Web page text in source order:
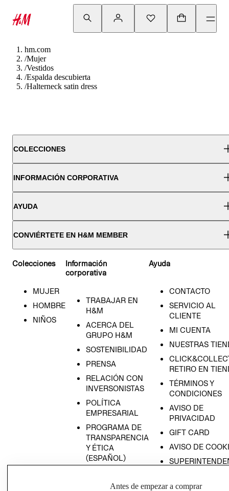
hm.com
/Mujer
/Vestidos
/Espalda descubierta
/Halterneck satin dress
COLECCIONES
INFORMACIÓN CORPORATIVA
AYUDA
CONVIÉRTETE EN H&M MEMBER
Colecciones
MUJER
HOMBRE
NIÑOS
Información
corporativa
TRABAJAR EN
H&M
ACERCA DEL
GRUPO H&M
SOSTENIBILIDAD
PRENSA
RELACIÓN CON
INVERSONISTAS
POLÍTICA
EMPRESARIAL
PROGRAMA DE
TRANSPARENCIA
Y ÉTICA
(ESPAÑOL)
TRANSPARENCIA
Ayuda
CONTACTO
SERVICIO AL
CLIENTE
MI CUENTA
NUESTRAS
RETIRO EN
TÉRMINOS Y
CONDICIONES
AVISO DE
PRIVACIDAD
GIFT CARD
AVISO DE
Antes de empezar a comprar